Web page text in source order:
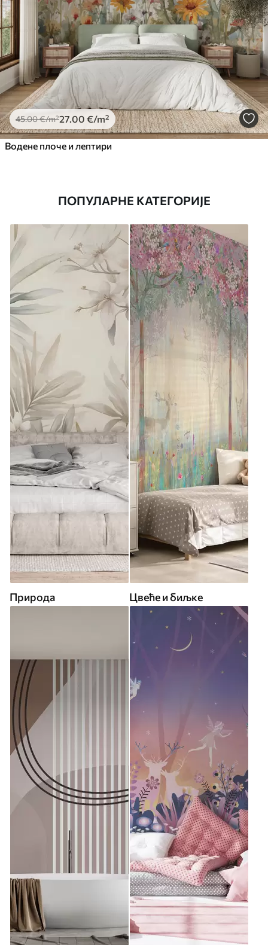
45.00€/m²27 .00 €/m²
Водене плоче и лептири
ПОПУЛАРНЕ КАТЕГОРИЈЕ
Природа Цвеће и биљке